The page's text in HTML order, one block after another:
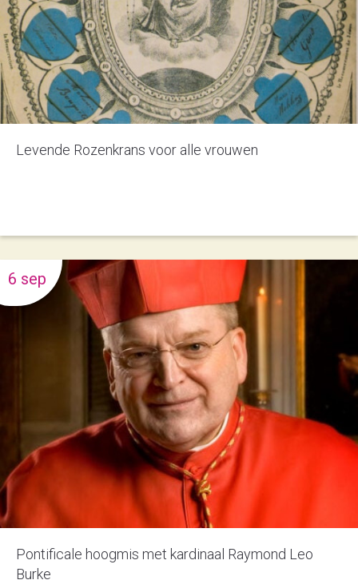
Levende Rozenkrans voor alle vrouwen
Pontificale hoogmis met kardinaal Raymond Leo
Burke
6 sep